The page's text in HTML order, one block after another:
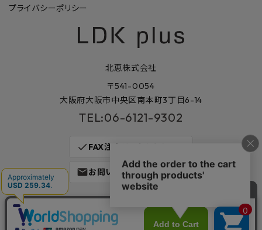
プライバシーポリシー
北恵株式会社
〒541-0054
大阪府大阪市中央区南本町3丁目6-14
TEL:06-6121-9302
check FAX注文はこちらから
mailお問い合わせはこちら